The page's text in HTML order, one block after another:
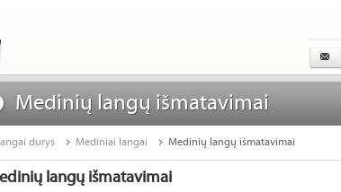
Medinių langų išmatavimai
durys Mediniai langai Medinių langų išmatavimai
langų išmatavimai